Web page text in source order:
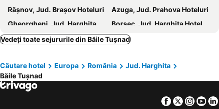
Râşnov, Jud. Brașov Hoteluri
Azuga, Jud. Prahova Hoteluri
Gheorgheni, Jud. Harghita Hoteluri
Borsec, Jud. Harghita Hoteluri
Praid, Jud. Harghita Hoteluri
Făgăraș, Jud. Brașov Hoteluri
Sfântu Gheorghe, Jud. Covasna Hoteluri
Onești, Jud. Bacău Hoteluri
Dărmăneşti, Jud. Bacău Hoteluri
Lepșa, Jud. Vrancea Hoteluri
Târgu Secuiesc, Jud. Covasna Hoteluri
Vedeți toate sejururile din Băile Tuşnad
Căutare hotel Europa România
Jud. Harghita
Băile Tuşnad
Facebook
Twitter